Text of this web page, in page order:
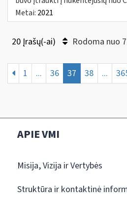
Metai: 2021
20 Įrašų(-ai) Rodoma nuo
1 ... 36 37 38 ...
APIE VMI
Misija, Vizija ir Vertybės
Struktūra ir kontaktinė